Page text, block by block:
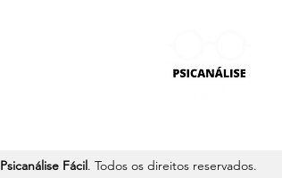
Psicanálise Fácil. Todos os direitos reservados.